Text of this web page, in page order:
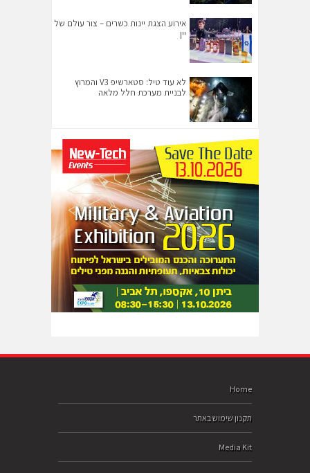
אירוע הצגת יינות כשרים – צור עולם של
יין
לא עוד טיל: סטארשיפ V3 והמרוץ
לבניית מערכת חלל מלאה
Home
תקנון שימוש באתר
Media Kit